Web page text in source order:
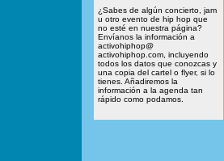
¿Sabes de algún concierto, jam
u otro evento de hip hop que
no esté en nuestra página?
Envíanos la información a
activohiphop@
activohiphop.com, incluyendo
todos los datos que conozcas y
una copia del cartel o flyer, si lo
tienes. Añadiremos la
información a la agenda tan
rápido como podamos.